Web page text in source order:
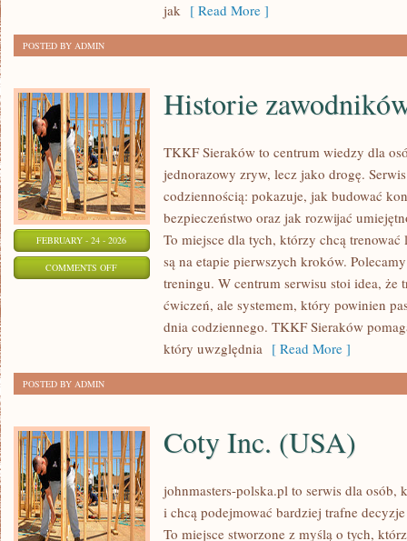
jak [ Read More ]
POSTED BY ADMIN
FEBRUARY - 24 - 2026
COMMENTS OFFON
ZAWODNIKÓW
TRENERÓW
Historie
TKKF Sieraków to centrum wiedzy dla
jednorazowy zryw, lecz jako drogę.
codziennością: pokazuje, jak budować
bezpieczeństwo oraz jak rozwijać
To miejsce dla tych, którzy chcą
są na etapie pierwszych kroków.
treningu. W centrum serwisu stoi idea,
ćwiczeń, ale systemem, który powinien
dnia codziennego. TKKF Sieraków
który uwzględnia [ Read More ]
POSTED BY ADMIN
Coty Inc. (USA)
johnmasters-polska.pl to serwis dla osób,
i chcą podejmować bardziej trafne
To miejsce stworzone z myślą o tych,